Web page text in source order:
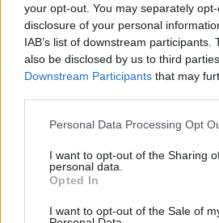
your opt-out. You may separately
disclosure of your personal
IAB’s list of downstream participants.
also be disclosed by us to third
Downstream Participants that may
Personal Data Processing Opt
I want to opt-out of the Sharing
personal data.
Opted In
I want to opt-out of the Sale of
που μπορεί να αποβεί μοιραία»,
Ουάιζμαν, συγγραφέας του
Realistic Introduction».Ο
συγγραφέας, που θεωρείται
αυτοερωτικής ασφυξίας, έχει
αρκετά χρόνια μια καμπάνια σε
πανεπιστήμια και ιατρικές